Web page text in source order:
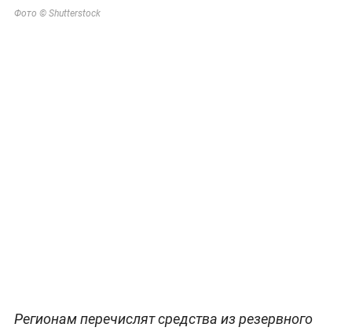
Фото © Shutterstock
Регионам перечислят средства из резервного